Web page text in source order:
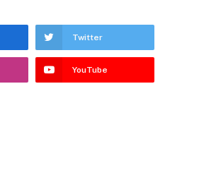
Twitter
YouTube